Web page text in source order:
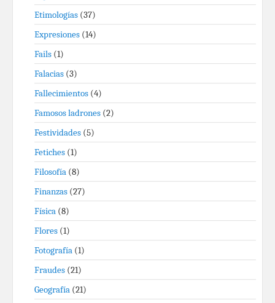
Etimologías (37)
Expresiones (14)
Fails (1)
Falacias (3)
Fallecimientos (4)
Famosos ladrones (2)
Festividades (5)
Fetiches (1)
Filosofía (8)
Finanzas (27)
Física (8)
Flores (1)
Fotografía (1)
Fraudes (21)
Geografía (21)